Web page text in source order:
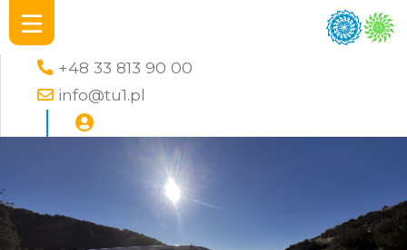
+48 33 813 90 00
info@tu1.pl